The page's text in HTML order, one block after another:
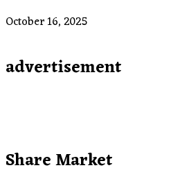
October 16, 2025
advertisement
Share Market